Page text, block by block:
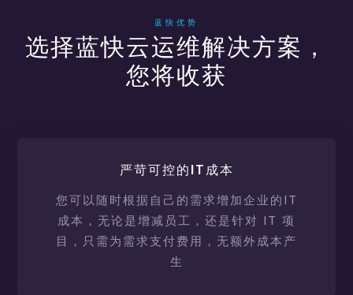
蓝快优势
选择蓝快云运维解决方案，
您将收获
严苛可控的IT成本
您可以随时根据自己的需求增加企业的IT
成本，无论是增减员工，还是针对 IT 项
目，只需为需求支付费用，无额外成本产
生